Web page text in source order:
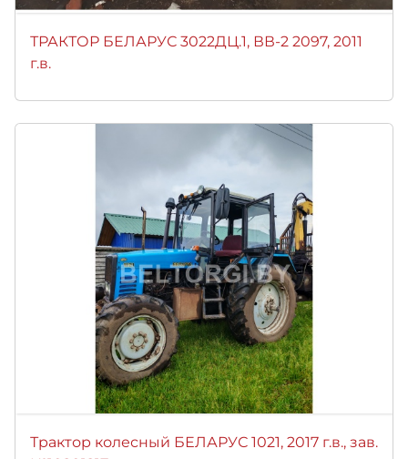
ТРАКТОР БЕЛАРУС 3022ДЦ.1, ВВ-2 2097, 2011
г.в.
Трактор колесный БЕЛАРУС 1021, 2017 г.в., зав.